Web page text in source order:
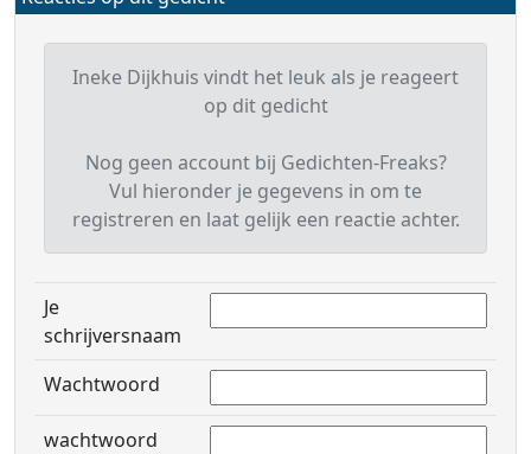
Ineke Dijkhuis vindt het leuk als je reageert
op dit gedicht
Nog geen account bij Gedichten-Freaks?
Vul hieronder je gegevens in om te
registreren en laat gelijk een reactie achter.
Je
schrijversnaam
Wachtwoord
wachtwoord